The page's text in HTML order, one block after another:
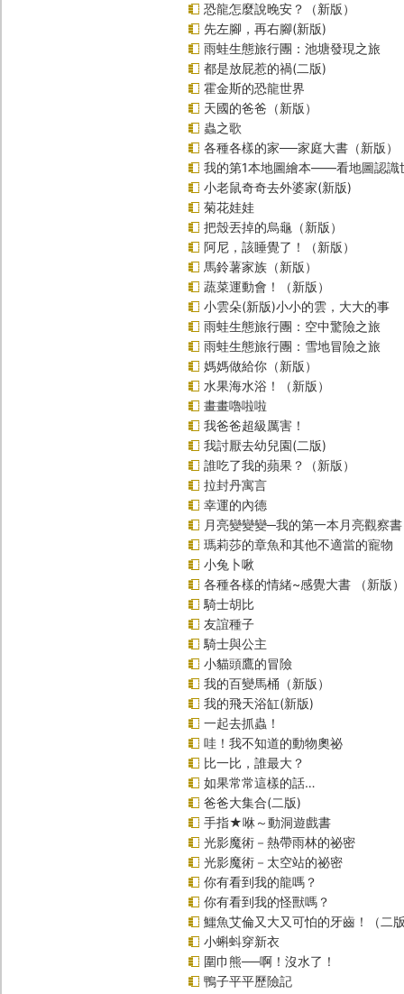
恐龍怎麼說晚安？（新版）
先左腳，再右腳(新版)
雨蛙生態旅行團：池塘發現之旅
都是放屁惹的禍(二版)
霍金斯的恐龍世界
天國的爸爸（新版）
蟲之歌
各種各樣的家──家庭大書（新版）
我的第1本地圖繪本――看地圖認識
小老鼠奇奇去外婆家(新版)
菊花娃娃
把殼丟掉的烏龜（新版）
阿尼，該睡覺了！（新版）
馬鈴薯家族（新版）
蔬菜運動會！（新版）
小雲朵(新版)小小的雲，大大的事
雨蛙生態旅行團：空中驚險之旅
雨蛙生態旅行團：雪地冒險之旅
媽媽做給你（新版）
水果海水浴！（新版）
畫畫嚕啦啦
我爸爸超級厲害！
我討厭去幼兒園(二版)
誰吃了我的蘋果？（新版）
拉封丹寓言
幸運的內德
月亮變變變─我的第一本月亮觀察書
瑪莉莎的章魚和其他不適當的寵物
小兔卜啾
各種各樣的情緒~感覺大書 （新版）
騎士胡比
友誼種子
騎士與公主
小貓頭鷹的冒險
我的百變馬桶（新版）
我的飛天浴缸(新版)
一起去抓蟲！
哇！我不知道的動物奧祕
比一比，誰最大？
如果常常這樣的話…
爸爸大集合(二版)
手指★咻～動洞遊戲書
光影魔術－熱帶雨林的祕密
光影魔術－太空站的祕密
你有看到我的龍嗎？
你有看到我的怪獸嗎？
鱷魚艾倫又大又可怕的牙齒！（二
小蝌蚪穿新衣
圍巾熊──啊！沒水了！
鴨子平平歷險記